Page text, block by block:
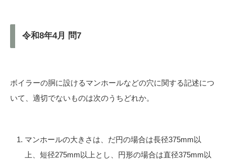
令和8年4月 問7
ボイラーの胴に設けるマンホールなどの穴に関する記述につ
いて、適切でないものは次のうちどれか。
マンホールの大きさは、だ円の場合は長径375mm以
上、短径275mm以上とし、円形の場合は直径375mm以